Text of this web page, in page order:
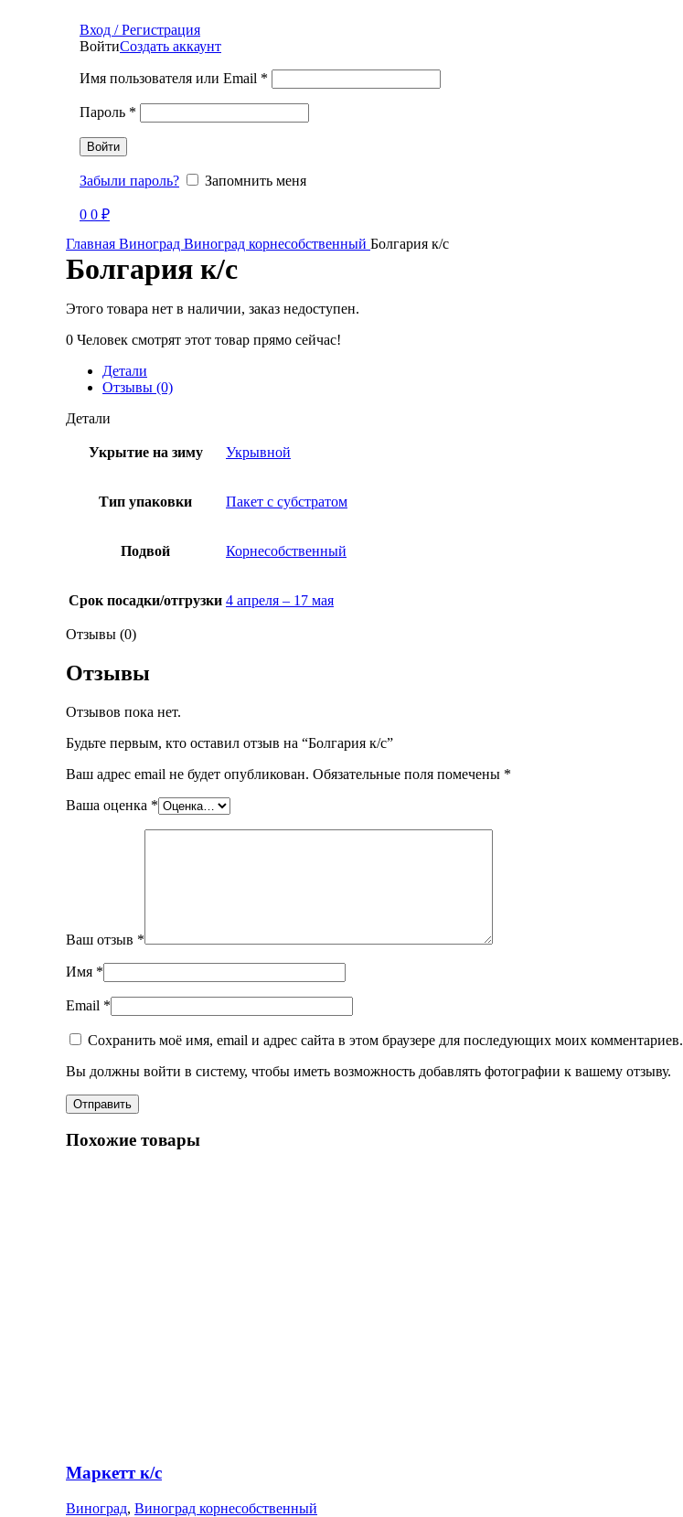
Вход / Регистрация
ВойтиСоздать аккаунт
Имя пользователя или Email *
Пароль *
Войти
Забыли пароль? Запомнить меня
0 0 ₽
Продано
Главная Виноград Виноград корнесобственный Болгария к/с
Болгария к/с
Этого товара нет в наличии, заказ недоступен.
0 Человек смотрят этот товар прямо сейчас!
Детали
Отзывы (0)
Детали
Укрытие на зиму Укрывной
Тип упаковки Пакет с субстратом
Подвой Корнесобственный
Срок посадки/отгрузки 4 апреля – 17 мая
Отзывы (0)
Отзывы
Отзывов пока нет.
Будьте первым, кто оставил отзыв на “Болгария к/с”
Ваш адрес email не будет опубликован. Обязательные поля помечены *
Ваша оценка *
Ваш отзыв *
Имя *
Email *
Сохранить моё имя, email и адрес сайта в этом браузере для последующих моих комментариев.
Вы должны войти в систему, чтобы иметь возможность добавлять фотографии к вашему отзыву.
Похожие товары
Маркетт к/с
Виноград, Виноград корнесобственный